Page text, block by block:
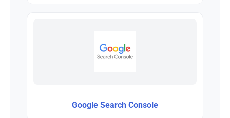
Google Search Console